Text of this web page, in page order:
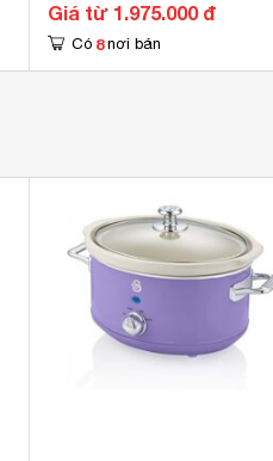
Giá từ 1.975.000 đ
Có 8 nơi bán